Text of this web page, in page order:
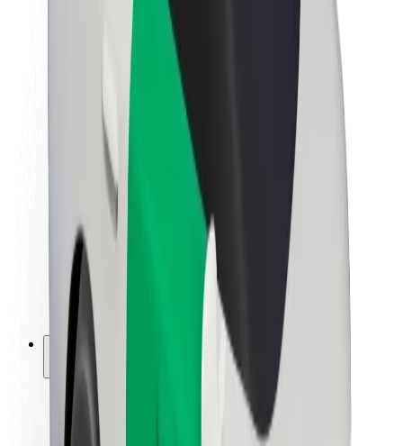
Bærekraft hos Bolt
Prosjekt Zero
Nyhetsrom
Retningslinjer for varemerke
Oppdrag
Investorrelasjoner
Ledelse
Merkevare
Media
Urban Fund
Sikkerhet
Sikkerhet for passasjer
Sjåførsikkerhet